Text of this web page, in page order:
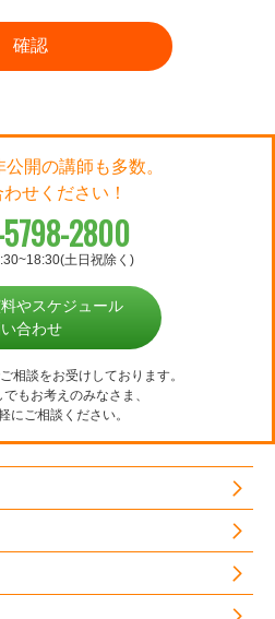
開の講師も多数。
せください！
2800
土日祝除く)
やスケジュール
合わせ
相談をお受けしております。
もお考えのみなさま、
にご相談ください。